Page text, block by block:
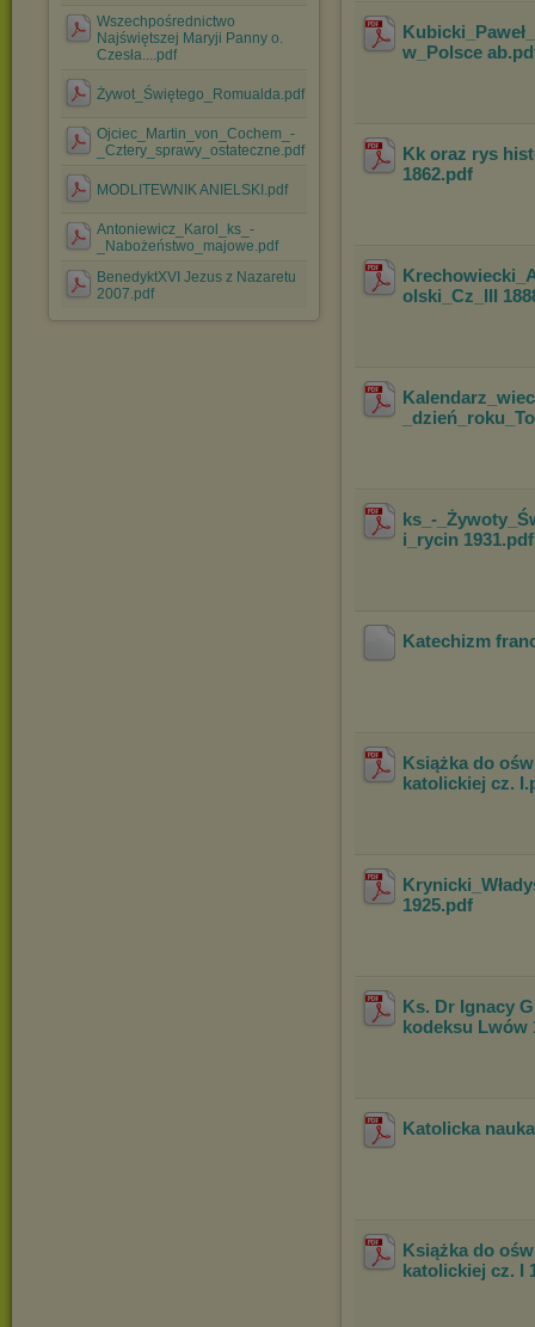
Wszechpośrednictwo
Najświętszej Maryji Panny o.
Czesła....pdf
Żywot_Świętego_Romualda.pdf
Ojciec_Martin_von_Cochem_-
_Cztery_sprawy_ostateczne.pdf
MODLITEWNIK ANIELSKI.pdf
Antoniewicz_Karol_ks_-
_Nabożeństwo_majowe.pdf
BenedyktXVI Jezus z Nazaretu
2007.pdf
w_Polsce ab
Kk oraz rys
1862.pdf
olski_Cz_III
ks_-
i_rycin 1931
Katechizm
Książka do
katolickiej cz. I
1925.pdf
Ks. Dr Ignacy
kodeksu Lwów
Katolicka
Książka do
katolickiej cz. I